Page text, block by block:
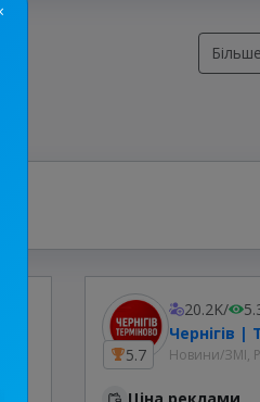
5.7
20.2K/
Чернігів |
Новини/ЗМІ,